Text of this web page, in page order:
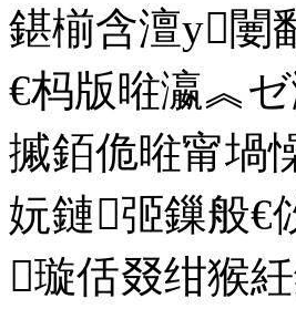
鍖椾含澶у闄
€杩版暀瀛︽
摵銆佹暀甯堝
妧鏈弬鏁般€
璇佸叕绀猴